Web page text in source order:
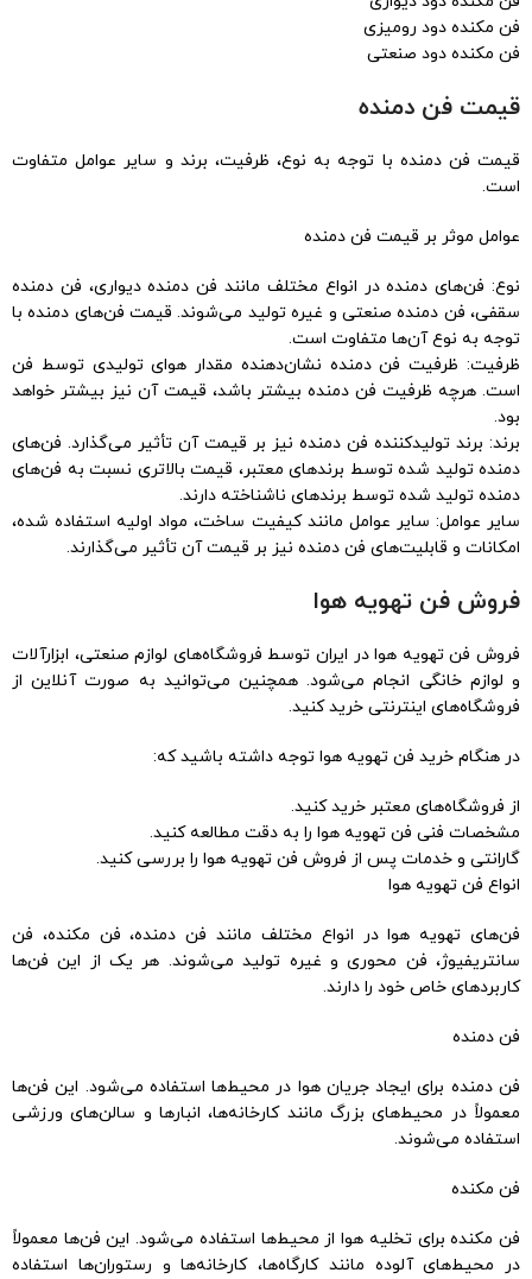
فن مکنده دود رومیزی
فن مکنده دود صنعتی
قیمت فن دمنده
قیمت فن دمنده با توجه به نوع، ظرفیت، برند و سایر عوامل متفاوت
است.
عوامل موثر بر قیمت فن دمنده
نوع: فن‌های دمنده در انواع مختلف مانند فن دمنده دیواری، فن دمنده
سقفی، فن دمنده صنعتی و غیره تولید می‌شوند. قیمت فن‌های دمنده با
توجه به نوع آن‌ها متفاوت است.
ظرفیت: ظرفیت فن دمنده نشان‌دهنده مقدار هوای تولیدی توسط فن
است. هرچه ظرفیت فن دمنده بیشتر باشد، قیمت آن نیز بیشتر خواهد
بود.
برند: برند تولیدکننده فن دمنده نیز بر قیمت آن تأثیر می‌گذارد. فن‌های
دمنده تولید شده توسط برندهای معتبر، قیمت بالاتری نسبت به فن‌های
دمنده تولید شده توسط برندهای ناشناخته دارند.
سایر عوامل: سایر عوامل مانند کیفیت ساخت، مواد اولیه استفاده شده،
امکانات و قابلیت‌های فن دمنده نیز بر قیمت آن تأثیر می‌گذارند.
فروش فن تهویه هوا
فروش فن تهویه هوا در ایران توسط فروشگاه‌های لوازم صنعتی، ابزارآلات
و لوازم خانگی انجام می‌شود. همچنین می‌توانید به صورت آنلاین از
فروشگاه‌های اینترنتی خرید کنید.
در هنگام خرید فن تهویه هوا توجه داشته باشید که:
از فروشگاه‌های معتبر خرید کنید.
مشخصات فنی فن تهویه هوا را به دقت مطالعه کنید.
گارانتی و خدمات پس از فروش فن تهویه هوا را بررسی کنید.
انواع فن تهویه هوا
فن‌های تهویه هوا در انواع مختلف مانند فن دمنده، فن مکنده، فن
سانتریفیوژ، فن محوری و غیره تولید می‌شوند. هر یک از این فن‌ها
کاربردهای خاص خود را دارند.
فن دمنده
فن دمنده برای ایجاد جریان هوا در محیط‌ها استفاده می‌شود. این فن‌ها
معمولاً در محیط‌های بزرگ مانند کارخانه‌ها، انبارها و سالن‌های ورزشی
استفاده می‌شوند.
فن مکنده
فن مکنده برای تخلیه هوا از محیط‌ها استفاده می‌شود. این فن‌ها معمولاً
در محیط‌های آلوده مانند کارگاه‌ها، کارخانه‌ها و رستوران‌ها استفاده